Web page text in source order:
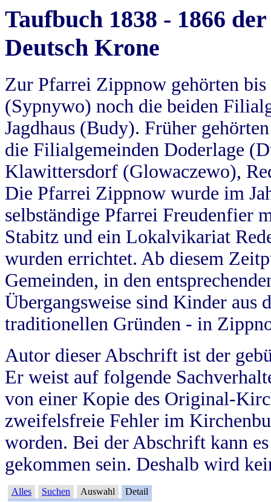
Taufbuch 1838 - 1866
Deutsch Krone
Zur Pfarrei Zippnow gehörten
(Sypnywo) noch die beiden
Jagdhaus (Budy). Früher
die Filialgemeinden Doderlage
Klawittersdorf (Glowaczewo),
Die Pfarrei Zippnow wurde im
selbständige Pfarrei Freudenfier
Stabitz und ein Lokalvikariat
wurden errichtet. Ab diesem
Gemeinden, in den
Übergangsweise sind Kinder aus
traditionellen Gründen - in
Autor dieser Abschrift ist der
Er weist auf folgende
von einer Kopie des Original-
zweifelsfreie Fehler im
worden. Bei der Abschrift kann
gekommen sein. Deshalb wird
Alles Suchen Auswahl Detail